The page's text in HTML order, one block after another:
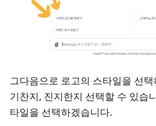
그다음으로 로고의 스타일을 선
기찬지, 진지한지 선택할 수 있습
타일을 선택하겠습니다.